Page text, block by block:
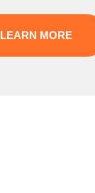
LEARN MORE